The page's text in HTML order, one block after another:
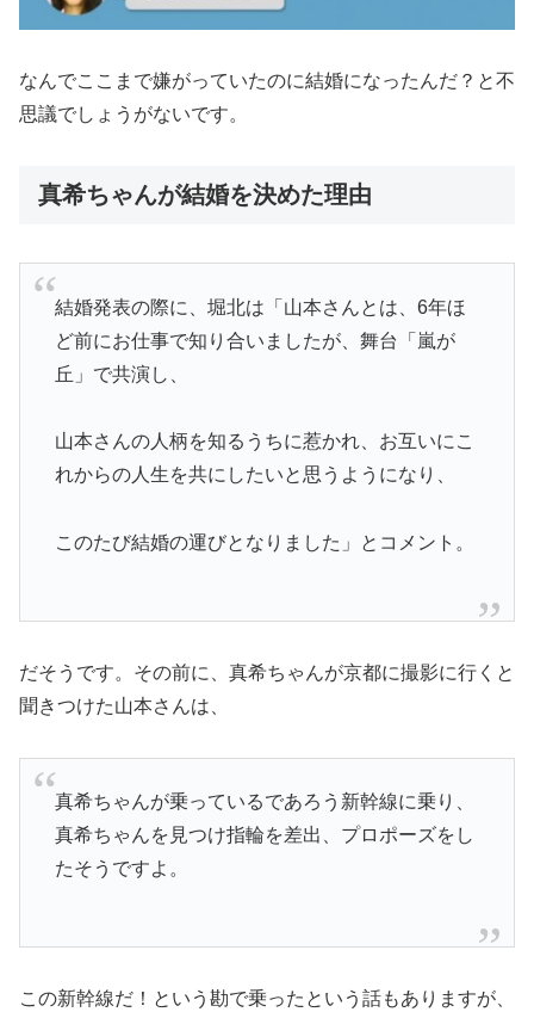
なんでここまで嫌がっていたのに結婚になったんだ？と不
思議でしょうがないです。
真希ちゃんが結婚を決めた理由
結婚発表の際に、堀北は「山本さんとは、6年ほ
ど前にお仕事で知り合いましたが、舞台「嵐が
丘」で共演し、
山本さんの人柄を知るうちに惹かれ、お互いにこ
れからの人生を共にしたいと思うようになり、
このたび結婚の運びとなりました」とコメント。
だそうです。その前に、真希ちゃんが京都に撮影に行くと
聞きつけた山本さんは、
真希ちゃんが乗っているであろう新幹線に乗り、
真希ちゃんを見つけ指輪を差出、プロポーズをし
たそうですよ。
この新幹線だ！という勘で乗ったという話もありますが、